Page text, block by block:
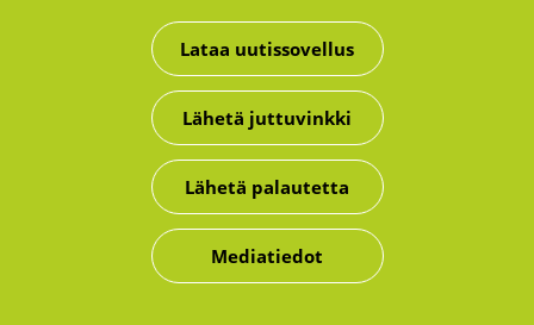
Lataa uutissovellus
Lähetä juttuvinkki
Lähetä palautetta
Mediatiedot